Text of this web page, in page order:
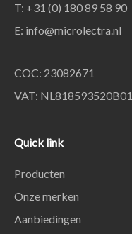
T: +31 (0) 180 89 58 90
E: info@microlectra.nl
COC: 23082671
VAT: NL818593520B01
Quick link
Producten
Onze merken
Aanbiedingen